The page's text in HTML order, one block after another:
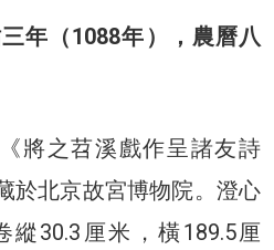
年（1088年），農曆八
將之苕溪戲作呈諸友詩
於北京故宮博物院。澄心
30.3厘米，橫189.5厘